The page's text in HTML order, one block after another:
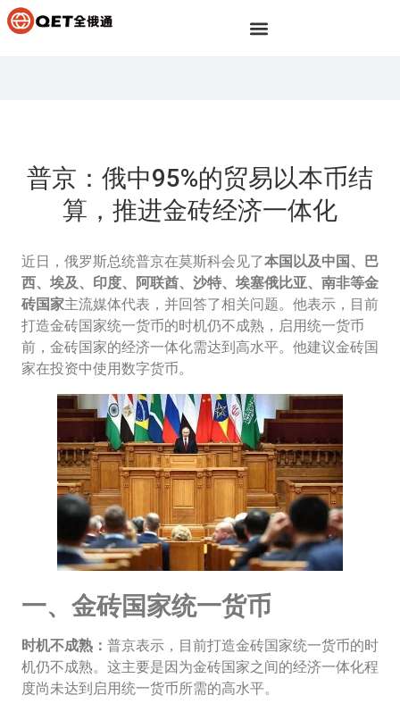
普京：俄中95%的贸易以本币结
算，推进金砖经济一体化
近日，俄罗斯总统普京在莫斯科会见了本国以及中国、巴
西、埃及、印度、阿联酋、沙特、埃塞俄比亚、南非等金
砖国家主流媒体代表，并回答了相关问题。他表示，目前
打造金砖国家统一货币的时机仍不成熟，启用统一货币
前，金砖国家的经济一体化需达到高水平。他建议金砖国
家在投资中使用数字货币。
一、金砖国家统一货币
时机不成熟： 普京表示，目前打造金砖国家统一货币的时
机仍不成熟。这主要是因为金砖国家之间的经济一体化程
度尚未达到启用统一货币所需的高水平。